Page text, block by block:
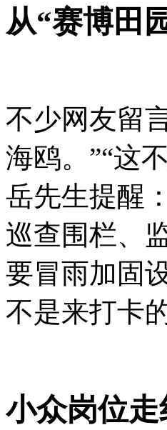
从“赛博田
不少网友留
海鸥。”“这
岳先生提醒
巡查围栏、
要冒雨加固
不是来打卡
小众岗位